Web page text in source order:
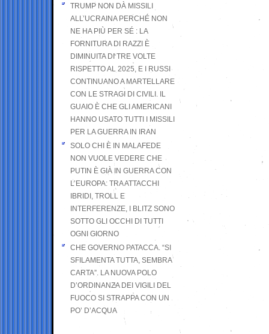
TRUMP NON DÀ MISSILI
ALL’UCRAINA PERCHÉ NON
NE HA PIÙ PER SÉ : LA
FORNITURA DI RAZZI È
DIMINUITA DI TRE VOLTE
RISPETTO AL 2025, E I RUSSI
CONTINUANO A MARTELLARE
CON LE STRAGI DI CIVILI. IL
GUAIO È CHE GLI AMERICANI
HANNO USATO TUTTI I MISSILI
PER LA GUERRA IN IRAN
SOLO CHI È IN MALAFEDE
NON VUOLE VEDERE CHE
PUTIN È GIÀ IN GUERRA CON
L’EUROPA: TRA ATTACCHI
IBRIDI, TROLL E
INTERFERENZE, I BLITZ SONO
SOTTO GLI OCCHI DI TUTTI
OGNI GIORNO
CHE GOVERNO PATACCA. “SI
SFILAMENTA TUTTA, SEMBRA
CARTA”. LA NUOVA POLO
D’ORDINANZA DEI VIGILI DEL
FUOCO SI STRAPPA CON UN
PO’ D’ACQUA